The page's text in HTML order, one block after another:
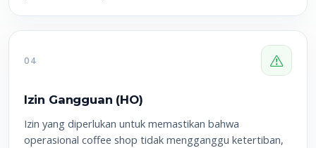
04
Izin Gangguan (HO)
Izin yang diperlukan untuk memastikan bahwa
operasional coffee shop tidak mengganggu ketertiban,